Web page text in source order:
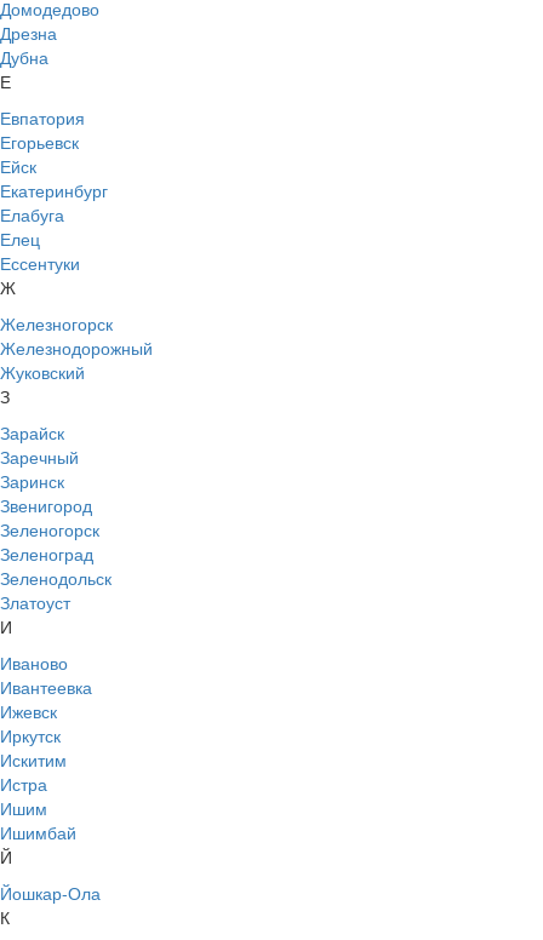
Домодедово
Дрезна
Дубна
Е
Евпатория
Егорьевск
Ейск
Екатеринбург
Елабуга
Елец
Ессентуки
Ж
Железногорск
Железнодорожный
Жуковский
З
Зарайск
Заречный
Заринск
Звенигород
Зеленогорск
Зеленоград
Зеленодольск
Златоуст
И
Иваново
Ивантеевка
Ижевск
Иркутск
Искитим
Истра
Ишим
Ишимбай
Й
Йошкар-Ола
К